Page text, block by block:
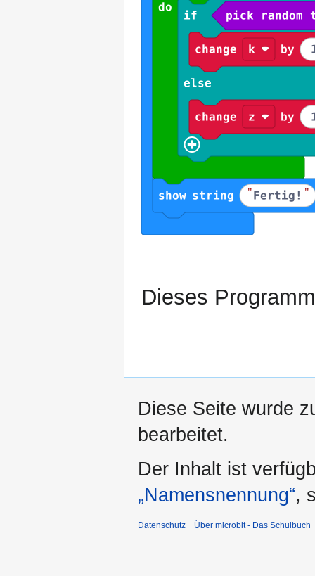
Dieses
Diese Seite wurde
bearbeitet.
Der Inhalt ist
„Namensnennung“,
Datenschutz Über microbit - Das Schulbuch